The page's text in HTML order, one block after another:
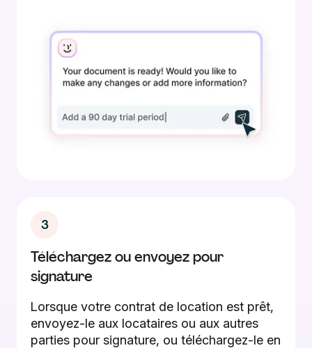
3
Téléchargez ou envoyez pour
signature
Lorsque votre contrat de location est prêt,
envoyez-le aux locataires ou aux autres
parties pour signature, ou téléchargez-le en